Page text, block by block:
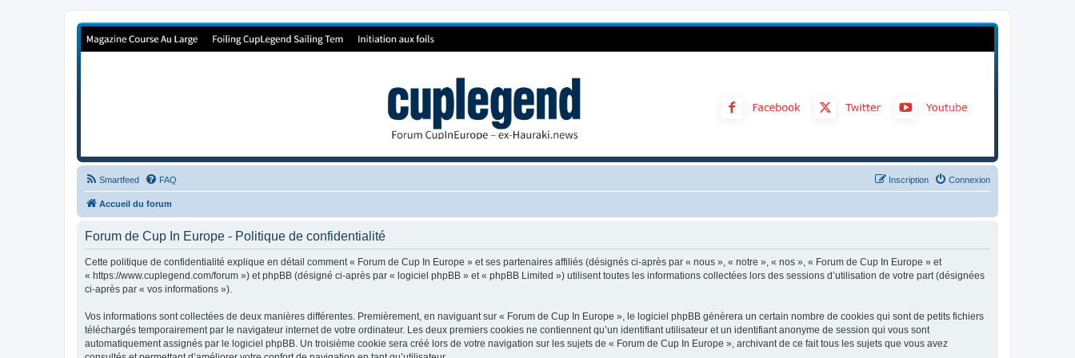
Forum de Cup In Europe
Smartfeed FAQ Connexion
Inscription
Accueil du forum
Forum de Cup In Europe - Politique de confidentialité
Cette politique de confidentialité explique en détail comment « Forum de Cup In Europe » et ses partenaires affiliés (désignés ci-après par « nous », « notre », « nos », « Forum de Cup In Europe » et
« https://www.cuplegend.com/forum ») et phpBB (désigné ci-après par « logiciel phpBB » et « phpBB Limited ») utilisent toutes les informations collectées lors des sessions d’utilisation de votre part (désignées
ci-après par « vos informations »).
Vos informations sont collectées de deux manières différentes. Premièrement, en naviguant sur « Forum de Cup In Europe », le logiciel phpBB génèrera un certain nombre de cookies qui sont de petits fichiers
téléchargés temporairement par le navigateur internet de votre ordinateur. Les deux premiers cookies ne contiennent qu’un identifiant utilisateur et un identifiant anonyme de session qui vous sont
automatiquement assignés par le logiciel phpBB. Un troisième cookie sera créé lors de votre navigation sur les sujets de « Forum de Cup In Europe », archivant de ce fait tous les sujets que vous avez